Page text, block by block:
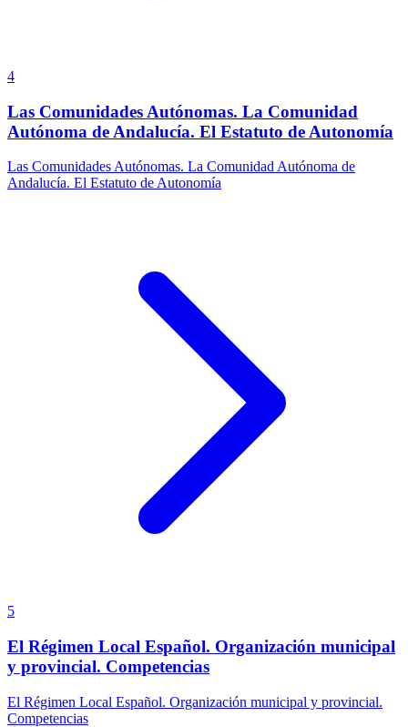
4
Las Comunidades Autónomas. La Comunidad
Autónoma de Andalucía. El Estatuto de Autonomía
Las Comunidades Autónomas. La Comunidad Autónoma de
Andalucía. El Estatuto de Autonomía
5
El Régimen Local Español. Organización municipal
y provincial. Competencias
El Régimen Local Español. Organización municipal y provincial.
Competencias